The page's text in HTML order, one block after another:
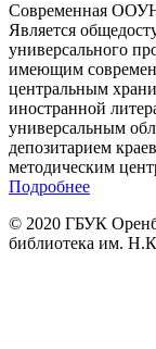
Современная
Является
универсального
имеющим
центральным
иностранной
универсальным
депозитарием
методическим
Подробнее
© 2020 ГБУК
библиотека им.